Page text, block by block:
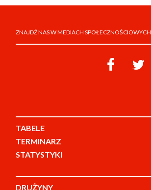
ZNAJDŹ NAS W MEDIACH SPOŁECZNOŚCIOWYCH
TABELE
TERMINARZ
STATYSTYKI
DRUŻYNY